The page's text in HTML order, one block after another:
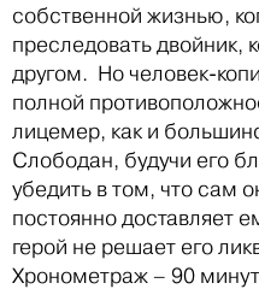
собственной жизнью,
преследовать двойник,
другом. Но человек-
полной
лицемер, как и
Слободан, будучи его
убедить в том, что сам
постоянно доставляет
герой не решает его
Хронометраж – 90 минут